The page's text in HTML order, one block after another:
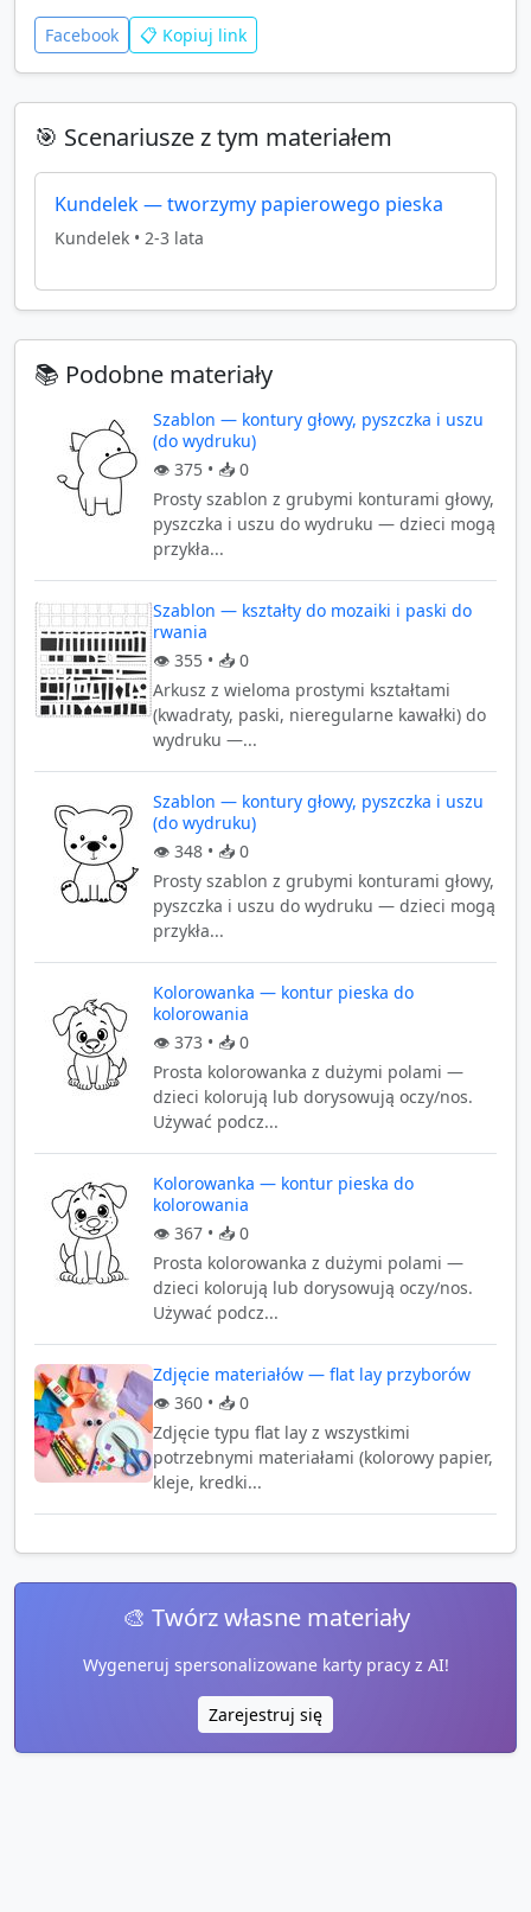
Facebook 📋 Kopiuj link
🎯 Scenariusze z tym materiałem
Kundelek — tworzymy papierowego pieska
Kundelek • 2-3 lata
📚 Podobne materiały
Szablon — kontury głowy, pyszczka i uszu
(do wydruku)
👁️ 375 • 📥 0
Prosty szablon z grubymi konturami głowy,
pyszczka i uszu do wydruku — dzieci mogą
przykła...
Szablon — kształty do mozaiki i paski do
rwania
👁️ 355 • 📥 0
Arkusz z wieloma prostymi kształtami
(kwadraty, paski, nieregularne kawałki) do
wydruku —...
Szablon — kontury głowy, pyszczka i uszu
(do wydruku)
👁️ 348 • 📥 0
Prosty szablon z grubymi konturami głowy,
pyszczka i uszu do wydruku — dzieci mogą
przykła...
Kolorowanka — kontur pieska do
kolorowania
👁️ 373 • 📥 0
Prosta kolorowanka z dużymi polami —
dzieci kolorują lub dorysowują oczy/nos.
Używać podcz...
Kolorowanka — kontur pieska do
kolorowania
👁️ 367 • 📥 0
Prosta kolorowanka z dużymi polami —
dzieci kolorują lub dorysowują oczy/nos.
Używać podcz...
Zdjęcie materiałów — flat lay przyborów
👁️ 360 • 📥 0
Zdjęcie typu flat lay z wszystkimi
potrzebnymi materiałami (kolorowy papier,
kleje, kredki...
🎨 Twórz własne materiały
Wygeneruj spersonalizowane karty pracy z AI!
Zarejestruj się